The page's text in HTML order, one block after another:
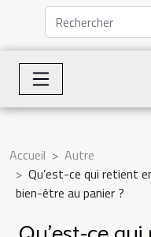
Accueil
Autre
Qu’est-ce qui retient
bien-être au panier ?